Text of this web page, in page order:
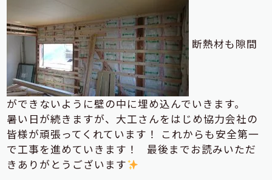
断熱材も隙間
ができないように壁の中に埋め込んでいきます。
暑い日が続きますが、大工さんをはじめ協力会社の
皆様が頑張ってくれています！ これからも安全第一
で工事を進めていきます！ 最後までお読みいただ
きありがとうございます